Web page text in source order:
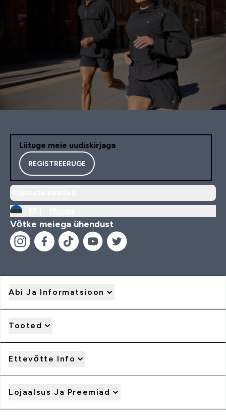
Liituge meie uudiskirjaga
REGISTREERUGE
Võtke meiega ühendust
Abi Ja Informatsioon
Tooted
Ettevõtte Info
Lojaalsus Ja Preemiad